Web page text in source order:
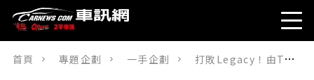
首頁 專題企劃 一手企劃 打敗Legacy！由Toyota Caldina／Nissan Avenir引起的旅行車風潮之內幕